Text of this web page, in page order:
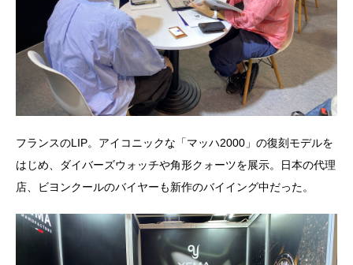
フランスのLIP。アイコニックな「マッハ2000」の復刻モデルを
はじめ、ダイバーズウォッチや角形クォーツを展示。日本の代理
店、ビヨンクールのバイヤーも新作のバイイング中だった。